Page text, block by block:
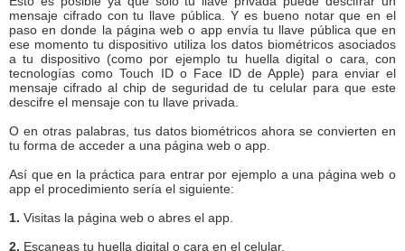
mensaje cifrado con tu llave pública. Y es bueno notar que en el
paso en donde la página web o app envía tu llave pública que en
ese momento tu dispositivo utiliza los datos biométricos asociados
a tu dispositivo (como por ejemplo tu huella digital o cara, con
tecnologías como Touch ID o Face ID de Apple) para enviar el
mensaje cifrado al chip de seguridad de tu celular para que este
descifre el mensaje con tu llave privada.
O en otras palabras, tus datos biométricos ahora se convierten en
tu forma de acceder a una página web o app.
Así que en la práctica para entrar por ejemplo a una página web o
app el procedimiento sería el siguiente:
1. Visitas la página web o abres el app.
2. Escaneas tu huella digital o cara en el celular.